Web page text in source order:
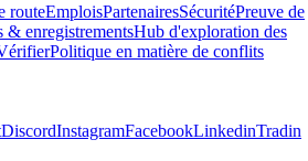
routeEmploisPartenairesSécuritéPreuve de
& enregistrementsHub d'exploration des
Politique en matière de conflits
DiscordInstagramFacebookLinkedinTradin